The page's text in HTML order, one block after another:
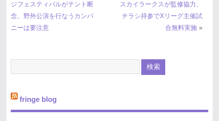
ジフェスティバルがテント断
念、野外公演を行なうカンパ
ニーは要注意
スカイラークスが監修協力、
チラシ持参でXリーグ主催試
合無料実施»
fringe blog